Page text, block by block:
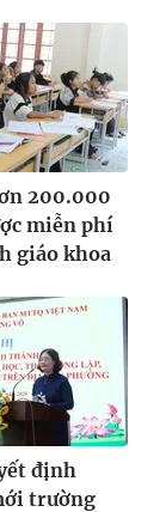
200.000
miễn phí
giáo khoa
định
trường